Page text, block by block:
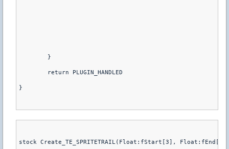
	return PLUGIN_HANDLED
}
stock Create_TE_SPRITETRAIL(Float:fStart[3],